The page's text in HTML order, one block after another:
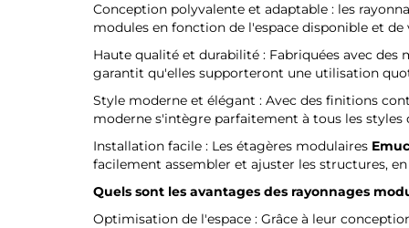
Conception polyvalente et adaptable : les
modules en fonction de l'espace disponible et
Haute qualité et durabilité : Fabriquées avec
garantit qu'elles supporteront une utilisation
Style moderne et élégant : Avec des finitions
moderne s'intègre parfaitement à tous les
Installation facile : Les étagères modulaires
facilement assembler et ajuster les structures,
Quels sont les avantages des rayonnages
Optimisation de l'espace : Grâce à leur